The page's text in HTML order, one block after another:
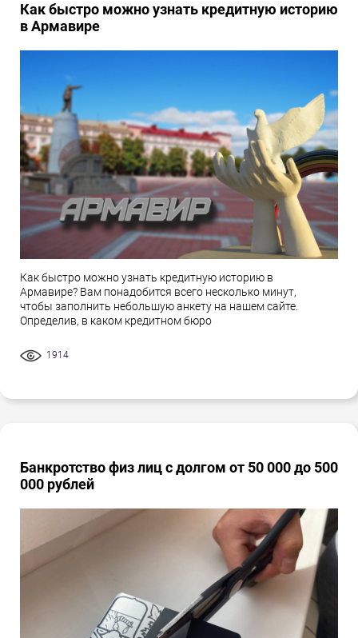
Как быстро можно узнать кредитную историю
в Армавире
Как быстро можно узнать кредитную историю в
Армавире? Вам понадобится всего несколько минут,
чтобы заполнить небольшую анкету на нашем сайте.
Определив, в каком кредитном бюро
1914
Банкротство физ лиц с долгом от 50 000 до 500
000 рублей